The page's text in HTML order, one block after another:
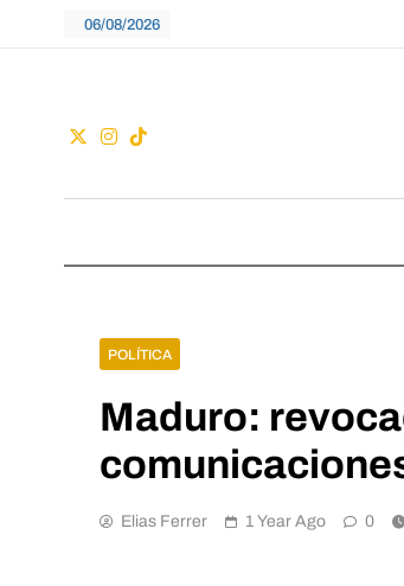
06/08/2026
POLÍTICA
Maduro:
Elias Ferrer 1 Year Ago 0